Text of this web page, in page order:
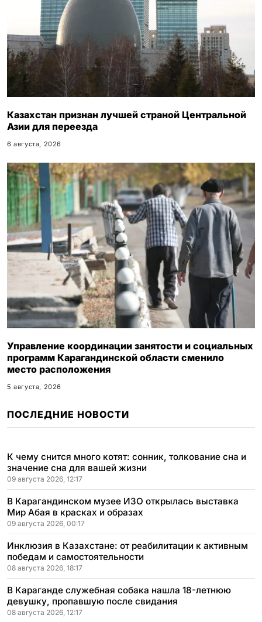
Казахстан признан лучшей страной Центральной
Азии для переезда
6 августа, 2026
Управление координации занятости и социальных
программ Карагандинской области сменило
место расположения
5 августа, 2026
ПОСЛЕДНИЕ НОВОСТИ
К чему снится много котят: сонник, толкование сна и
значение сна для вашей жизни
09 августа 2026, 12:17
В Карагандинском музее ИЗО открылась выставка
Мир Абая в красках и образах
09 августа 2026, 00:17
Инклюзия в Казахстане: от реабилитации к активным
победам и самостоятельности
08 августа 2026, 18:17
В Караганде служебная собака нашла 18-летнюю
девушку, пропавшую после свидания
08 августа 2026, 12:17